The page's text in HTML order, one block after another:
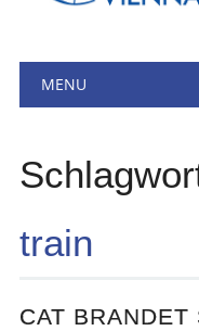
MENU
train
CAT BRANDET